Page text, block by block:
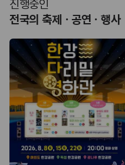
진행중인
전국의 축제ㆍ공연ㆍ행사